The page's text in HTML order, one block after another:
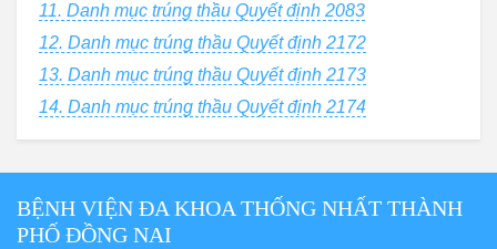
11. Danh mục trúng thầu Quyết định 2083
12. Danh mục trúng thầu Quyết định 2172
13. Danh mục trúng thầu Quyết định 2173
14. Danh mục trúng thầu Quyết định 2174
BỆNH VIỆN ĐA KHOA THỐNG NHẤT THÀNH
PHỐ ĐỒNG NAI